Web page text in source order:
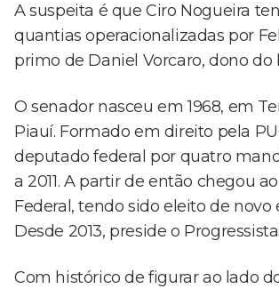
A suspeita é que Ciro Nogueira
quantias operacionalizadas por
primo de Daniel Vorcaro, dono do
O senador nasceu em 1968, em
Piauí. Formado em direito pela
deputado federal por quatro
a 2011. A partir de então chegou
Federal, tendo sido eleito de novo
Desde 2013, preside o
Com histórico de figurar ao lado